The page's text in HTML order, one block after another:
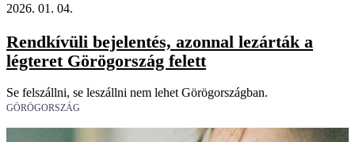
2026. 01. 04.
Rendkívüli bejelentés, azonnal lezárták a
légteret Görögország felett
Se felszállni, se leszállni nem lehet Görögországban.
GÖRÖGORSZÁG